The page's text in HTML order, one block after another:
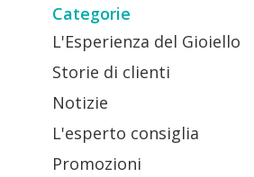
Categorie
L'Esperienza del Gioiello
Storie di clienti
Notizie
L'esperto consiglia
Promozioni